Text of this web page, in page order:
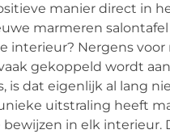
manier direct in
marmeren
interieur? Nergens
gekoppeld wordt
is dat eigenlijk al lang
uitstraling heeft
in elk interieur.